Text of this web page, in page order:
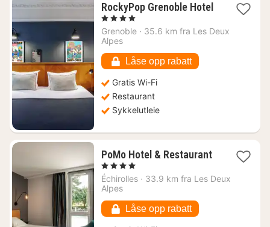
RockyPop Grenoble Hotel
1
natt
fra
845
kr.
, 4 Stjerner
Grenoble · 35.6 km fra Les Deux
Alpes
Låse opp rabatt
Gratis Wi-Fi
Restaurant
Sykkelutleie
PoMo Hotel & Restaurant1
fra
, 4 Stjerner
Échirolles · 33.9 km fra Les Deux
Alpes
Låse opp rabatt